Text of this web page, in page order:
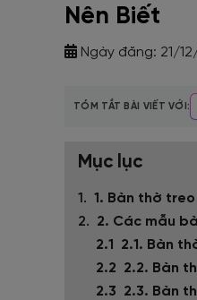
Nên Biết
Ngày đăng: 21/
TÓM TẮT BÀI VIẾT VỚI:
Mục lục
1. Bàn thờ
2. Các mẫu
2.1. Bàn
2.2. Bàn
2.3. Bàn